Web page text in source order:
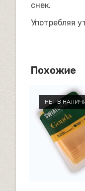
снек.
Употребляя
Похожие
НЕТ В